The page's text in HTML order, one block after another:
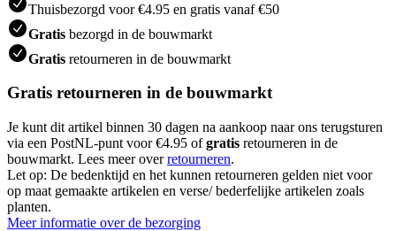
Thuisbezorgd voor €4.95 en gratis vanaf €50
Gratis bezorgd in de bouwmarkt
Gratis retourneren in de bouwmarkt
Gratis retourneren in de bouwmarkt
Je kunt dit artikel binnen 30 dagen na aankoop naar ons terugsturen
via een PostNL-punt voor €4.95 ofgratis retourneren in de
bouwmarkt. Lees meer overretourneren.
Let op: De bedenktijd en het kunnen retourneren gelden niet voor
op maat gemaakte artikelen en verse/ bederfelijke artikelen zoals
planten.
Meer informatie over de bezorging